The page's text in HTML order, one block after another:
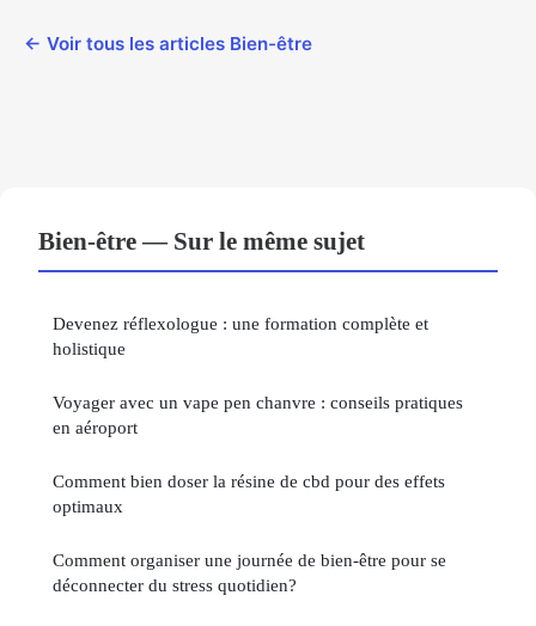
← Voir tous les articles Bien-être
Bien-être — Sur le même sujet
Devenez réflexologue : une formation complète et
holistique
Voyager avec un vape pen chanvre : conseils pratiques
en aéroport
Comment bien doser la résine de cbd pour des effets
optimaux
Comment organiser une journée de bien-être pour se
déconnecter du stress quotidien?